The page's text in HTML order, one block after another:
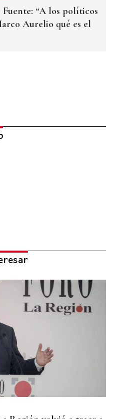
“A los políticos
Aurelio qué es el